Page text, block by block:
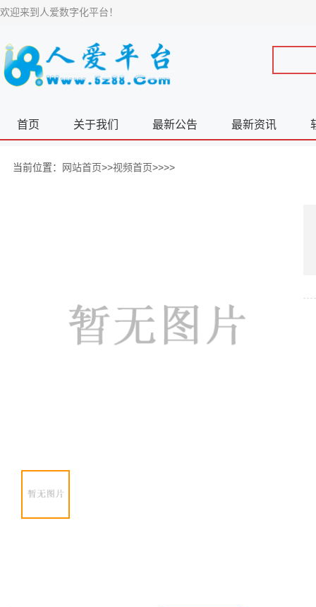
欢迎来到人爱数字化平台！
首页 关于我们 最新公告 最新资讯
当前位置： 网站首页>>视频首页>>>>